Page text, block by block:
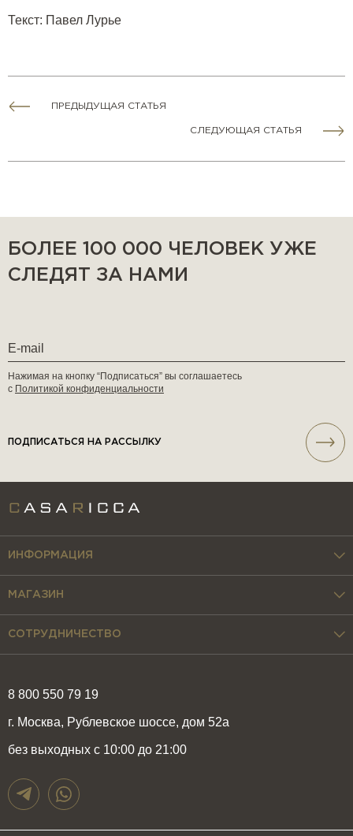
Текст: Павел Лурье
ПРЕДЫДУЩАЯ СТАТЬЯ
СЛЕДУЮЩАЯ СТАТЬЯ
БОЛЕЕ 100 000 ЧЕЛОВЕК УЖЕ
СЛЕДЯТ ЗА НАМИ
Нажимая на кнопку “Подписаться” вы соглашаетесь
с Политикой конфиденциальности
ПОДПИСАТЬСЯ НА РАССЫЛКУ
8 800 550 79 19
г. Москва, Рублевское шоссе, дом 52а
без выходных с 10:00 до 21:00
ИНФОРМАЦИЯ
МАГАЗИН
СОТРУДНИЧЕСТВО